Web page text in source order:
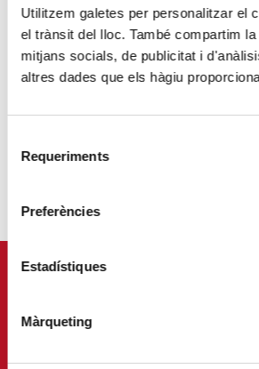
Utilitzem galetes per personalitzar el
el trànsit del lloc. També compartim
mitjans socials, de publicitat i
altres dades que els hàgiu
Requeriments
Preferències
Estadístiques
Màrqueting
Publicaciones
Agenda
Observatorio de la Realidad
Haz un
socio
Haz
Via Laietana 5, Entl.